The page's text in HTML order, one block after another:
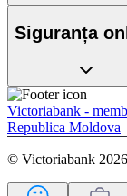
Siguranța
Victoriabank -
Republica Moldova
© Victoriabank